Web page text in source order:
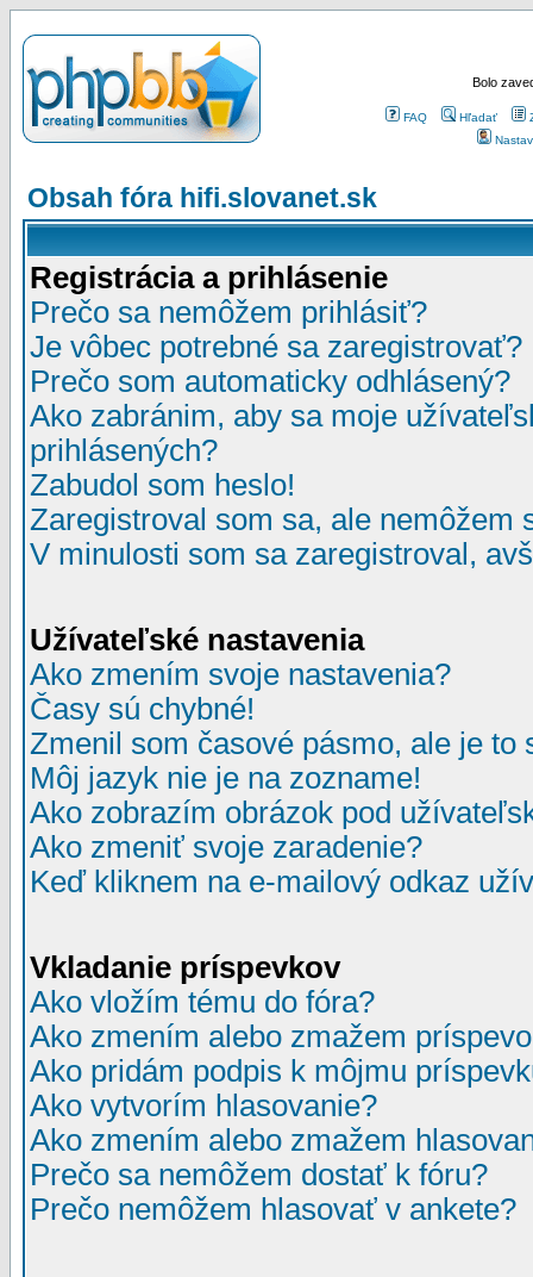
Bolo
FAQ Hľadať
Obsah fóra hifi.slovanet.sk
Registrácia a prihlásenie
Prečo sa nemôžem prihlásiť?
Je vôbec potrebné sa zaregistrovať?
Prečo som automaticky odhlásený?
Ako zabránim, aby sa moje
prihlásených?
Zabudol som heslo!
Zaregistroval som sa, ale nemôžem
V minulosti som sa zaregistroval,
Užívateľské nastavenia
Ako zmením svoje nastavenia?
Časy sú chybné!
Zmenil som časové pásmo, ale je to
Môj jazyk nie je na zozname!
Ako zobrazím obrázok pod
Ako zmeniť svoje zaradenie?
Keď kliknem na e-mailový odkaz
Vkladanie príspevkov
Ako vložím tému do fóra?
Ako zmením alebo zmažem
Ako pridám podpis k môjmu
Ako vytvorím hlasovanie?
Ako zmením alebo zmažem
Prečo sa nemôžem dostať k fóru?
Prečo nemôžem hlasovať v ankete?